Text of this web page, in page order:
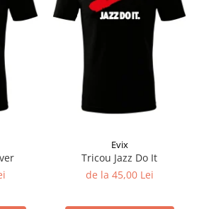
Evix
Tricou Jazz Do It
de la 45,00 Lei